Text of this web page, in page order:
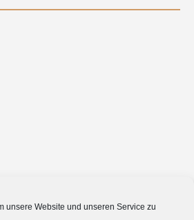
unsere Website und unseren Service zu